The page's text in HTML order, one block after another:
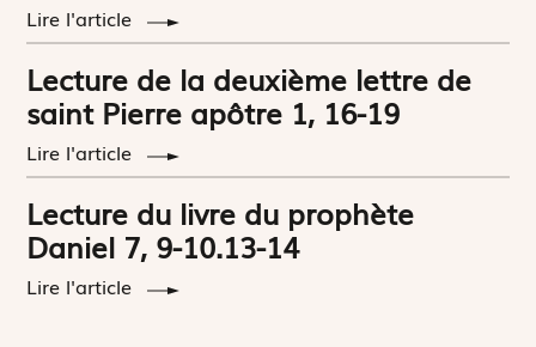
Lire l'article
Lecture de la deuxième lettre de
saint Pierre apôtre 1, 16-19
Lire l'article
Lecture du livre du prophète
Daniel 7, 9-10.13-14
Lire l'article